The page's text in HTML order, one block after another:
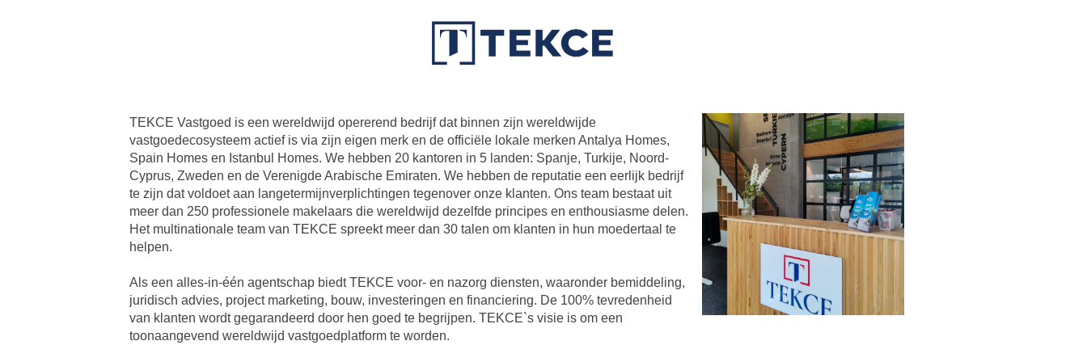
TEKCE Vastgoed is een wereldwijd opererend bedrijf dat binnen zijn wereldwijde
vastgoedecosysteem actief is via zijn eigen merk en de officiële lokale merken Antalya Homes,
Spain Homes en Istanbul Homes. We hebben 20 kantoren in 5 landen: Spanje, Turkije, Noord-
Cyprus, Zweden en de Verenigde Arabische Emiraten. We hebben de reputatie een eerlijk bedrijf
te zijn dat voldoet aan langetermijnverplichtingen tegenover onze klanten. Ons team bestaat uit
meer dan 250 professionele makelaars die wereldwijd dezelfde principes en enthousiasme delen.
Het multinationale team van TEKCE spreekt meer dan 30 talen om klanten in hun moedertaal te
helpen.
Als een alles-in-één agentschap biedt TEKCE voor- en nazorg diensten, waaronder bemiddeling,
juridisch advies, project marketing, bouw, investeringen en financiering. De 100% tevredenheid
van klanten wordt gegarandeerd door hen goed te begrijpen. TEKCE`s visie is om een
toonaangevend wereldwijd vastgoedplatform te worden.